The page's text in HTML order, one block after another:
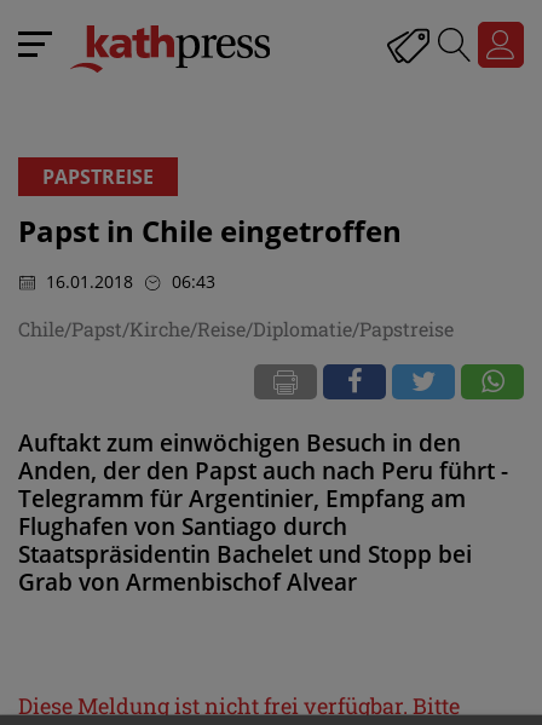
PAPSTREISE
Papst in Chile eingetroffen
16.01.2018 06:43
Chile/Papst/Kirche/Reise/Diplomatie/Papstreise
Auftakt zum einwöchigen Besuch in den
Anden, der den Papst auch nach Peru führt -
Telegramm für Argentinier, Empfang am
Flughafen von Santiago durch
Staatspräsidentin Bachelet und Stopp bei
Grab von Armenbischof Alvear
Diese Meldung ist nicht frei verfügbar. Bitte